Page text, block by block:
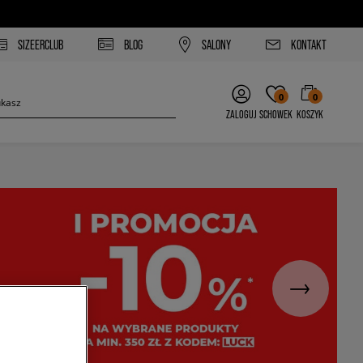
SIZEERCLUB BLOG SALONY KONTAKT
ZALOGUJ
0
SCHOWEK
0
KOSZYK